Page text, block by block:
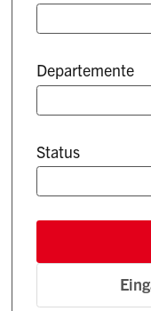
Departemente
Status